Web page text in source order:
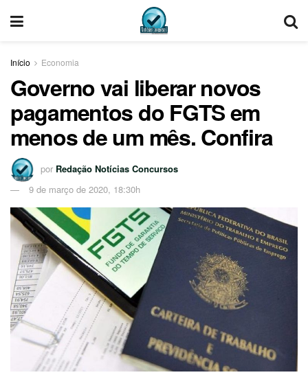
Início Economia
Governo vai liberar novos
pagamentos do FGTS em
menos de um mês. Confira
por Redação Notícias Concursos
9 de março de 2020, 18:30h